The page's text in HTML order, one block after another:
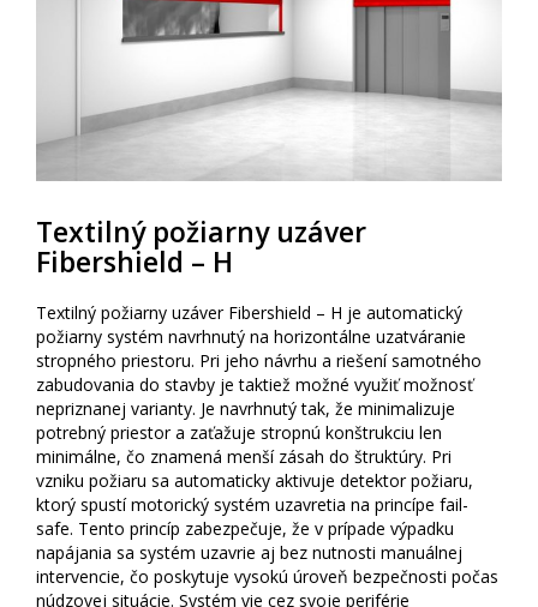
Textilný požiarny uzáver
Fibershield – H
Textilný požiarny uzáver Fibershield – H je automatický
požiarny systém navrhnutý na horizontálne uzatváranie
stropného priestoru. Pri jeho návrhu a riešení samotného
zabudovania do stavby je taktiež možné využiť možnosť
nepriznanej varianty. Je navrhnutý tak, že minimalizuje
potrebný priestor a zaťažuje stropnú konštrukciu len
minimálne, čo znamená menší zásah do štruktúry. Pri
vzniku požiaru sa automaticky aktivuje detektor požiaru,
ktorý spustí motorický systém uzavretia na princípe fail-
safe. Tento princíp zabezpečuje, že v prípade výpadku
napájania sa systém uzavrie aj bez nutnosti manuálnej
intervencie, čo poskytuje vysokú úroveň bezpečnosti počas
núdzovej situácie. Systém vie cez svoje periférie